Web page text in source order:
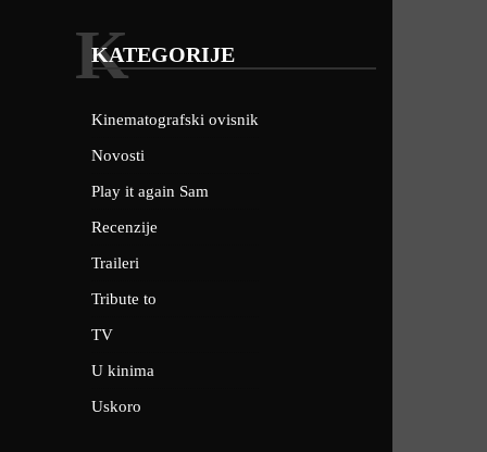
KATEGORIJE
K
Kinematografski ovisnik
Novosti
Play it again Sam
Recenzije
Traileri
Tribute to
TV
U kinima
Uskoro